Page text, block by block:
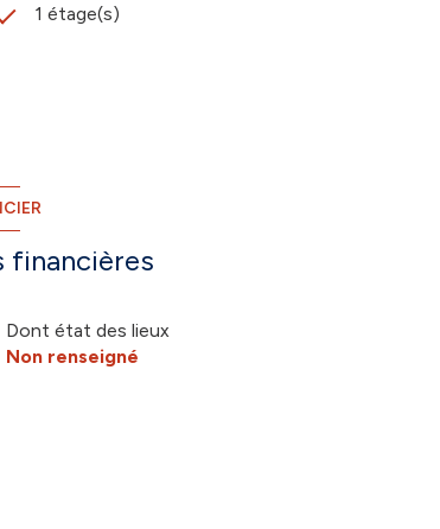
1 étage(s)
financières
Dont état des lieux
Non renseigné